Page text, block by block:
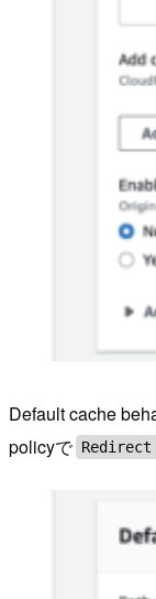
Default cache
policyで Redirect